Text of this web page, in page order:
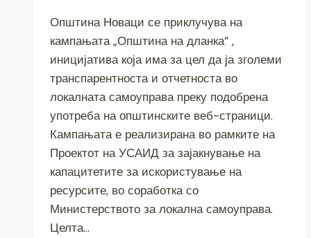
Општина Новаци се приклучува на
кампањата „Општина на дланка“ ,
иницијатива која има за цел да ја зголеми
транспарентноста и отчетноста во
локалната самоуправа преку подобрена
употреба на општинските веб-страници.
Кампањата е реализирана во рамките на
Проектот на УСАИД за зајакнување на
капацитетите за искористување на
ресурсите, во соработка со
Министерството за локална самоуправа.
Целта…